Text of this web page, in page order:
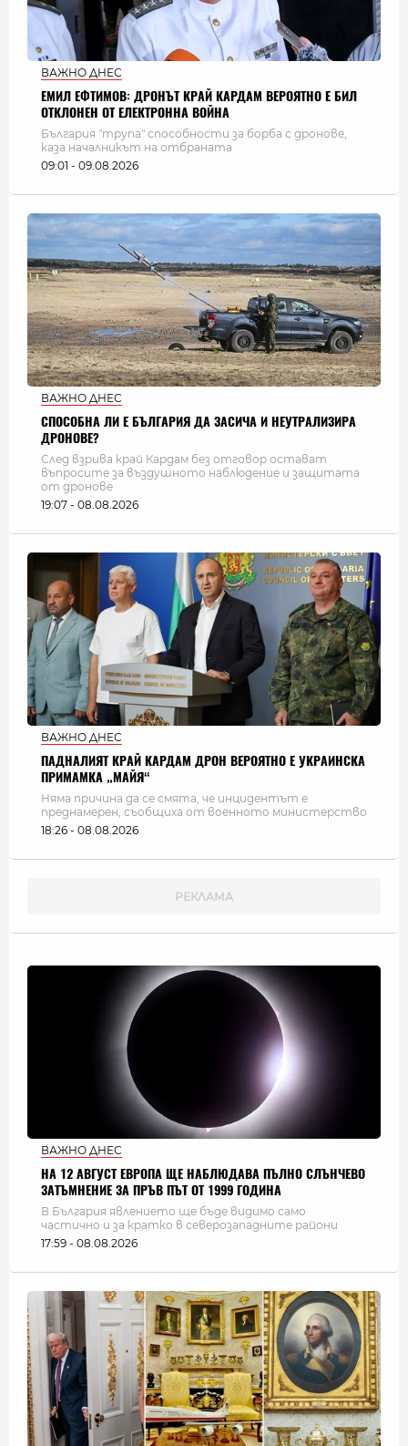
ВАЖНО ДНЕС
ЕМИЛ ЕФТИМОВ: ДРОНЪТ КРАЙ КАРДАМ ВЕРОЯТНО Е БИЛ
ОТКЛОНЕН ОТ ЕЛЕКТРОННА ВОЙНА
България "трупа" способности за борба с дронове,
каза началникът на отбраната
09:01 - 09.08.2026
ВАЖНО ДНЕС
СПОСОБНА ЛИ Е БЪЛГАРИЯ ДА ЗАСИЧА И НЕУТРАЛИЗИРА
ДРОНОВЕ?
След взрива край Кардам без отговор остават
въпросите за въздушното наблюдение и защитата
от дронове
19:07 - 08.08.2026
ВАЖНО ДНЕС
ПАДНАЛИЯТ КРАЙ КАРДАМ ДРОН ВЕРОЯТНО Е УКРАИНСКА
ПРИМАМКА „МАЙЯ“
Няма причина да се смята, че инцидентът е
преднамерен, съобщиха от военното министерство
18:26 - 08.08.2026
ВАЖНО ДНЕС
НА 12 АВГУСТ ЕВРОПА ЩЕ НАБЛЮДАВА ПЪЛНО СЛЪНЧЕВО
ЗАТЪМНЕНИЕ ЗА ПРЪВ ПЪТ ОТ 1999 ГОДИНА
В България явлението ще бъде видимо само
частично и за кратко в северозападните райони
17:59 - 08.08.2026